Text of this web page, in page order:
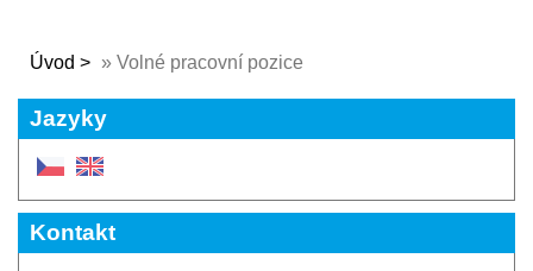
Úvod » Volné pracovní pozice
Jazyky
Kontakt